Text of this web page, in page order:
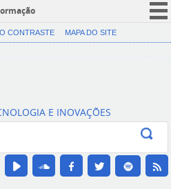
CORONAVÍRUS (COVID-19)
Canais
CONTRASTE MAPA DO SITE
E INOVAÇÕES